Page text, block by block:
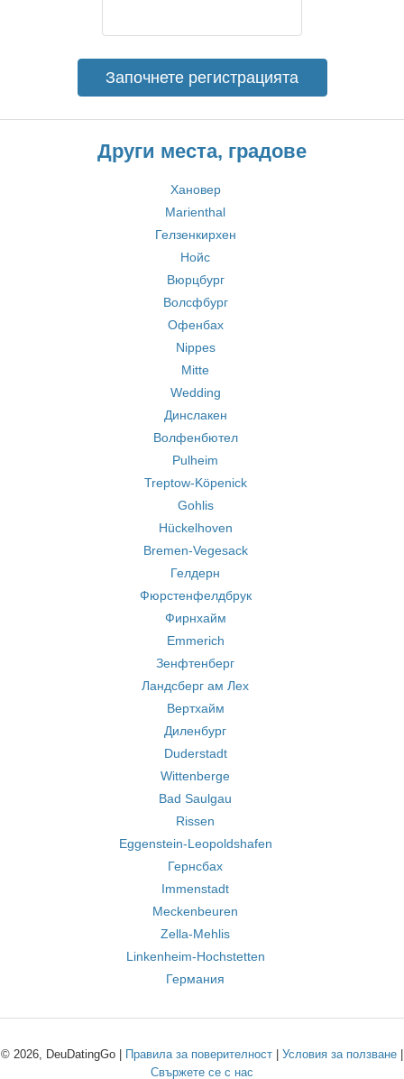
Започнете регистрацията
Други места, градове
Хановер
Marienthal
Гелзенкирхен
Нойс
Вюрцбург
Волсфбург
Офенбах
Nippes
Mitte
Wedding
Динслакен
Волфенбютел
Pulheim
Treptow-Köpenick
Gohlis
Hückelhoven
Bremen-Vegesack
Гелдерн
Фюрстенфелдбрук
Фирнхайм
Emmerich
Зенфтенберг
Ландсберг ам Лех
Вертхайм
Диленбург
Duderstadt
Wittenberge
Bad Saulgau
Rissen
Eggenstein-Leopoldshafen
Гернсбах
Immenstadt
Meckenbeuren
Zella-Mehlis
Linkenheim-Hochstetten
Германия
© 2026, DeuDatingGo | Правила за поверителност Условия за ползване
Свържете се с нас